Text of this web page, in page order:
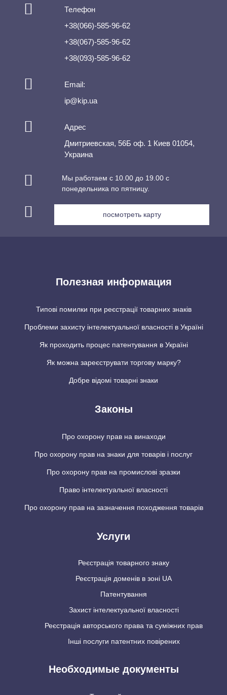
Телефон
+38(066)-585-96-62
+38(067)-585-96-62
+38(093)-585-96-62
Email:
ip@kip.ua
Адрес
Дмитриевская, 56Б оф. 1 Киев 01054,
Украина
Мы работаем с 10.00 до 19.00 с
понедельника по пятницу.
посмотреть карту
Полезная информация
Типові помилки при реєстрації товарних знаків
Проблеми захисту інтелектуальної власності в Україні
Як проходить процес патентування в Україні
Як можна зареєструвати торгову марку?
Добре відомі товарні знаки
Законы
Про охорону прав на винаходи
Про охорону прав на знаки для товарів і послуг
Про охорону прав на промислові зразки
Право інтелектуальної власності
Про охорону прав на зазначення походження товарів
Услуги
Реєстрація товарного знаку
Реєстрація доменів в зоні UA
Патентування
Захист інтелектуальної власності
Реєстрація авторського права та суміжних прав
Інші послуги патентних повірених
Необходимые документы